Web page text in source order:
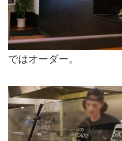
ではオーダー。